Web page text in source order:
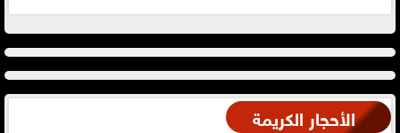
الأحجار الكريمة